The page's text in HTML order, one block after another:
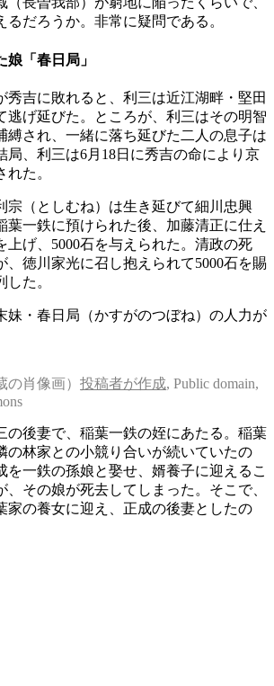
だろうか。非常に疑問である。
「春日局」
秀吉に敗れると、利三は近江湖畔・堅田
逃げ延びた。ところが、利三はその明智
縛され、一緒に落ち延びた二人の息子は
局、利三は6月18日に秀吉の命により京
た。
宗（としむね）は生き延びて細川忠興
葉一鉄に預けられた後、加藤清正に仕え
上げ、5000石を与えられた。清政の死
、徳川家光に召し抱えられて5000石を賜
た。
妹・春日局（かすがのつぼね）の人力が
肖像画） 投稿者が作成, Public domain,
の後妻で、稲葉一鉄の姪にあたる。稲葉
の林家との小競り合いが続いていたの
を一鉄の孫娘と娶せ、婿養子に迎えるこ
、その娘が死去してしまった。そこで、
家の養女に迎え、正成の後妻としたの